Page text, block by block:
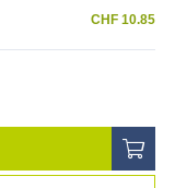
CHF 10.85